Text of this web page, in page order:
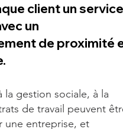
client un service
un
de proximité
la gestion sociale, à la
de travail peuvent
une entreprise, et